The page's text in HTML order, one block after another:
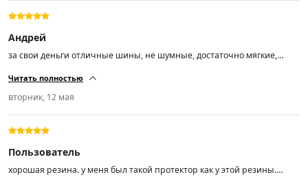
Андрей
за свои деньги отличные шины, не шумные, достаточно мягкие,
Читать полностью
вторник, 12 мая
Пользователь
хорошая резина. у меня был такой протектор как у этой резины.